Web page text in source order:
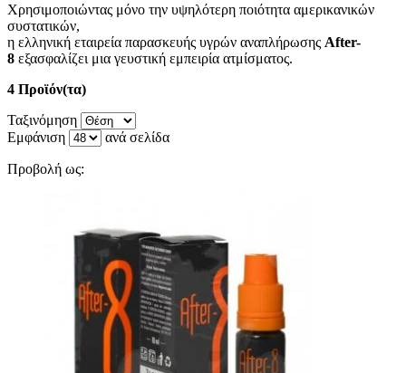
Χρησιμοποιώντας μόνο την υψηλότερη ποιότητα αμερικανικών
συστατικών,
η ελληνική εταιρεία παρασκευής υγρών αναπλήρωσης After-
8 εξασφαλίζει μια γευστική εμπειρία ατμίσματος.
4 Προϊόν(τα)
Ταξινόμηση
Εμφάνιση
ανά σελίδα
Προβολή ως: